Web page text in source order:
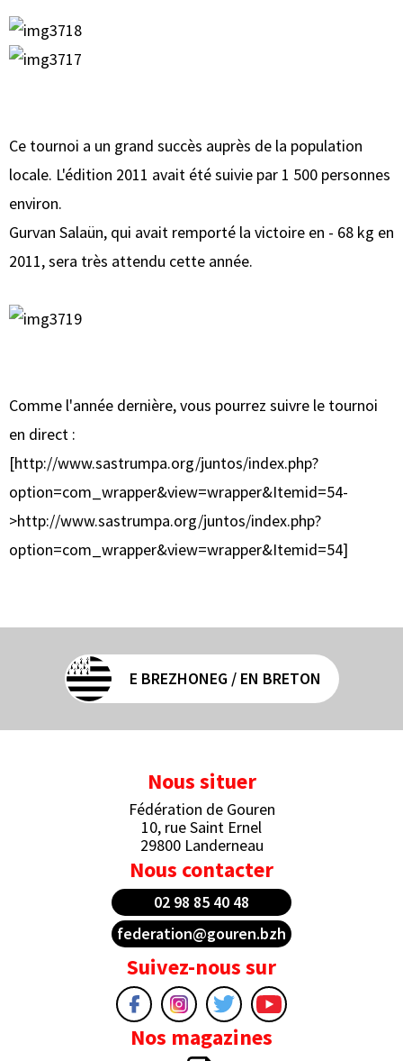
Ce tournoi a un grand succès auprès de la population
locale. L'édition 2011 avait été suivie par 1 500 personnes
environ.
Gurvan Salaün, qui avait remporté la victoire en - 68 kg en
2011, sera très attendu cette année.
Comme l'année dernière, vous pourrez suivre le tournoi
en direct :
[http://www.sastrumpa.org/juntos/index.php?
option=com_wrapper&view=wrapper&Itemid=54-
>http://www.sastrumpa.org/juntos/index.php?
option=com_wrapper&view=wrapper&Itemid=54]
E BREZHONEG / EN BRETON
Nous situer
Fédération de Gouren
10, rue Saint Ernel
29800 Landerneau
Nous contacter
02 98 85 40 48
federation@gouren.bzh
Suivez-nous sur
Nos magazines